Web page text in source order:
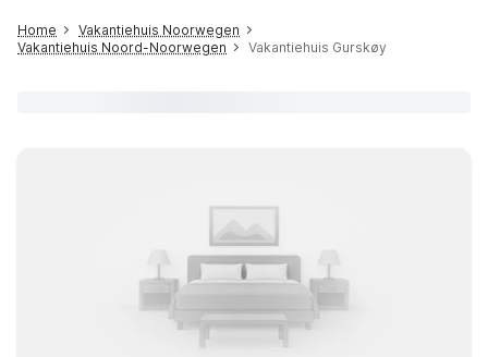
Home
Vakantiehuis Noorwegen
Vakantiehuis Noord-Noorwegen
Vakantiehuis Gurskøy